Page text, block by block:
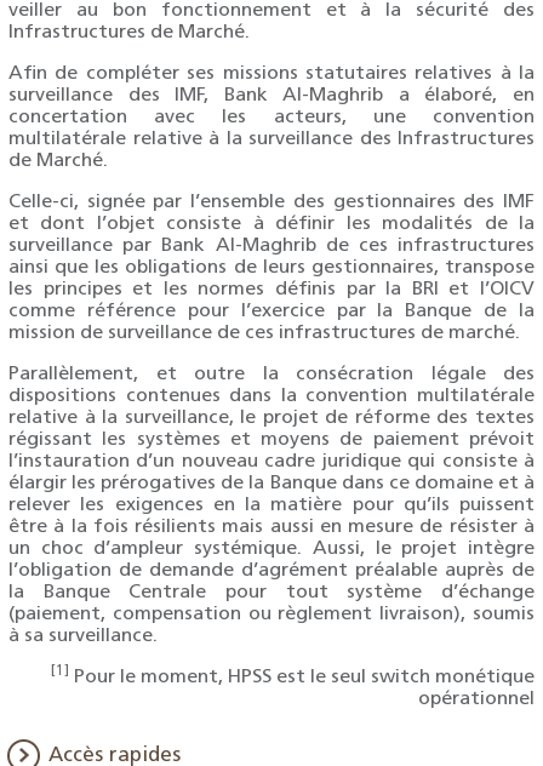
veiller au bon fonctionnement et à la sécurité des
Infrastructures de Marché.
Afin de compléter ses missions statutaires relatives à la
surveillance des IMF, Bank Al-Maghrib a élaboré, en
concertation avec les acteurs, une convention
multilatérale relative à la surveillance des Infrastructures
de Marché.
Celle-ci, signée par l’ensemble des gestionnaires des IMF
et dont l’objet consiste à définir les modalités de la
surveillance par Bank Al-Maghrib de ces infrastructures
ainsi que les obligations de leurs gestionnaires, transpose
les principes et les normes définis par la BRI et l’OICV
comme référence pour l’exercice par la Banque de la
mission de surveillance de ces infrastructures de marché.
Parallèlement, et outre la consécration légale des
dispositions contenues dans la convention multilatérale
relative à la surveillance, le projet de réforme des textes
régissant les systèmes et moyens de paiement prévoit
l’instauration d’un nouveau cadre juridique qui consiste à
élargir les prérogatives de la Banque dans ce domaine et à
relever les exigences en la matière pour qu’ils puissent
être à la fois résilients mais aussi en mesure de résister à
un choc d’ampleur systémique. Aussi, le projet intègre
l’obligation de demande d’agrément préalable auprès de
la Banque Centrale pour tout système d’échange
(paiement, compensation ou règlement livraison), soumis
à sa surveillance.
[1]
Pour le moment, HPSS est le seul switch monétique
opérationnel
Accès rapides